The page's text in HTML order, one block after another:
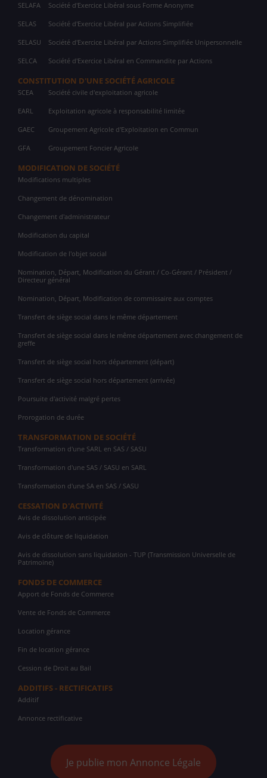
SELAFA Société d'Exercice Libéral sous Forme Anonyme
SELAS Société d'Exercice Libéral par Actions Simplifiée
SELASU Société d'Exercice Libéral par Actions Simplifiée Unipersonnelle
SELCA Société d'Exercice Libéral en Commandite par Actions
CONSTITUTION D'UNE SOCIÉTÉ AGRICOLE
SCEA Société civile d'exploitation agricole
EARL Exploitation agricole à responsabilité limitée
GAEC Groupement Agricole d'Exploitation en Commun
GFA Groupement Foncier Agricole
MODIFICATION DE SOCIÉTÉ
Modifications multiples
Changement de dénomination
Changement d'administrateur
Modification du capital
Modification de l'objet social
Nomination, Départ, Modification du Gérant / Co-Gérant / Président /
Directeur général
Nomination, Départ, Modification de commissaire aux comptes
Transfert de siège social dans le même département
Transfert de siège social dans le même département avec changement de
greffe
Transfert de siège social hors département (départ)
Transfert de siège social hors département (arrivée)
Poursuite d'activité malgré pertes
Prorogation de durée
TRANSFORMATION DE SOCIÉTÉ
Transformation d'une SARL en SAS / SASU
Transformation d'une SAS / SASU en SARL
Transformation d'une SA en SAS / SASU
CESSATION D'ACTIVITÉ
Avis de dissolution anticipée
Avis de clôture de liquidation
Avis de dissolution sans liquidation - TUP (Transmission Universelle de
Patrimoine)
FONDS DE COMMERCE
Apport de Fonds de Commerce
Vente de Fonds de Commerce
Location gérance
Fin de location gérance
Cession de Droit au Bail
ADDITIFS - RECTIFICATIFS
Additif
Annonce rectificative
Je publie mon Annonce Légale